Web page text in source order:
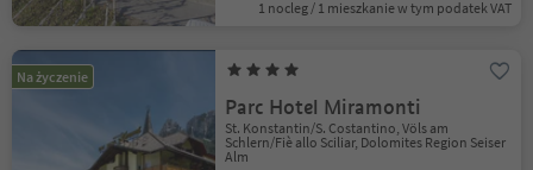
1 nocleg / 1 mieszkanie w tym podatek VAT
Na życzenie
Parc Hotel Miramonti
St. Konstantin/S. Costantino, Völs am
Schlern/Fiè allo Sciliar, Dolomites Region Seiser
Alm